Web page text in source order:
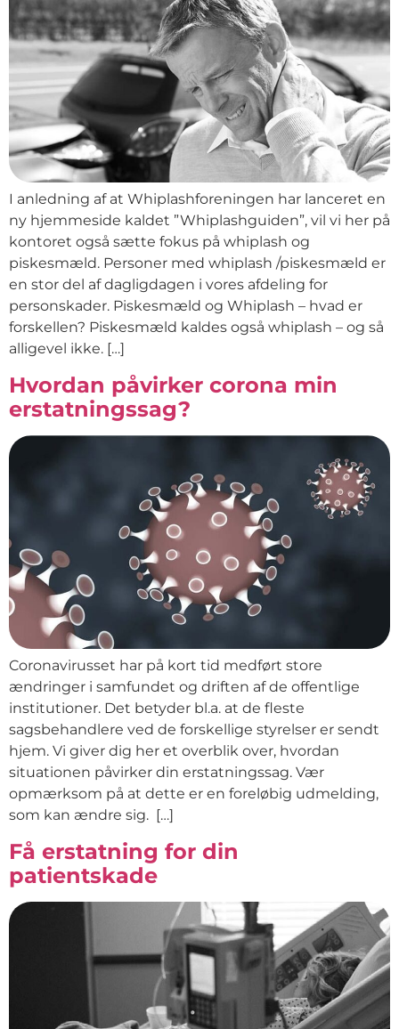
I anledning af at Whiplashforeningen har lanceret en
ny hjemmeside kaldet ”Whiplashguiden”, vil vi her på
kontoret også sætte fokus på whiplash og
piskesmæld. Personer med whiplash /piskesmæld er
en stor del af dagligdagen i vores afdeling for
personskader. Piskesmæld og Whiplash – hvad er
forskellen? Piskesmæld kaldes også whiplash – og så
alligevel ikke. […]
Hvordan påvirker corona min
erstatningssag?
Coronavirusset har på kort tid medført store
ændringer i samfundet og driften af de offentlige
institutioner. Det betyder bl.a. at de fleste
sagsbehandlere ved de forskellige styrelser er sendt
hjem. Vi giver dig her et overblik over, hvordan
situationen påvirker din erstatningssag. Vær
opmærksom på at dette er en foreløbig udmelding,
som kan ændre sig. […]
Få erstatning for din
patientskade